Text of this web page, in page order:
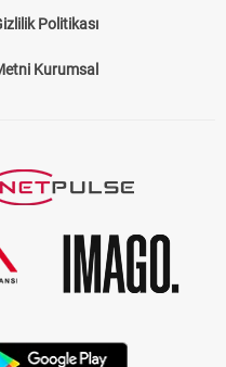
Politikası
Kurumsal